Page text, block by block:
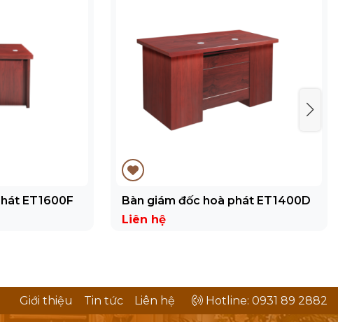
ET1600F
Bàn giám đốc hoà phát ET1400D
Liên hệ
Giới thiệu Tin tức Liên hệ Hotline: 0931 89 2882